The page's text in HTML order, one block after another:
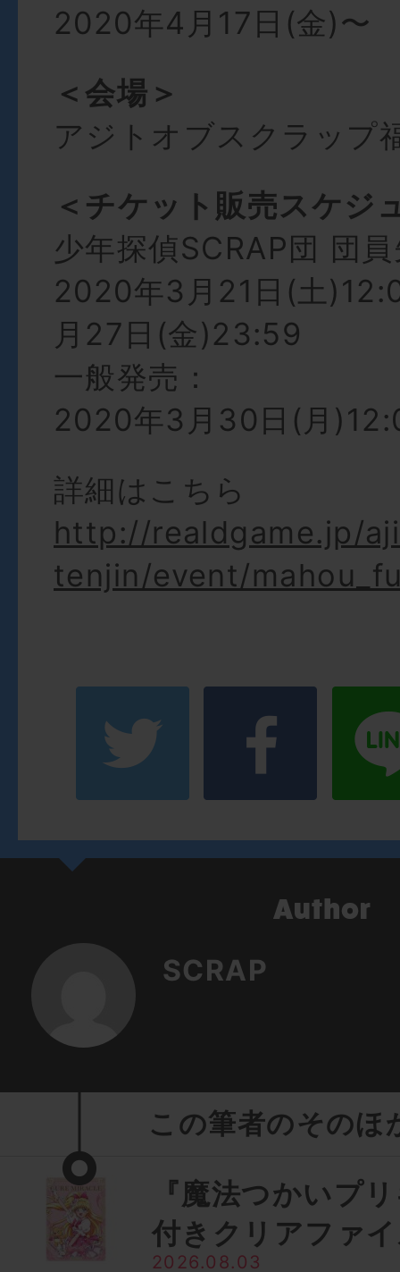
2020年4月17日(金)〜
＜会場＞
アジトオブスクラップ
＜チケット販売スケジ
少年探偵SCRAP団 団
2020年3月21日(土
月27日(金)23:59
一般発売：
2020年3月30日(月
詳細はこちら
http://realdgame.jp/
tenjin/event/
SCRAP
この筆者のそのほ
『魔法つかいプ
付きクリアファ
2026.08.03